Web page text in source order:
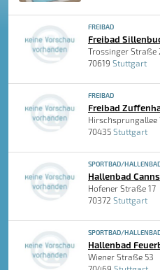
FREIBAD
Freibad
Trossinger Straße
70619 Stuttgart
FREIBAD
Freibad
Hirschsprungallee
70435 Stuttgart
SPORTBAD/
Hallenbad
Hofener Straße 17
70372 Stuttgart
SPORTBAD/
Hallenbad
Wiener Straße 53